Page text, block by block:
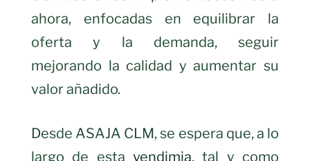
ahora, enfocadas en equilibrar la
oferta y la demanda, seguir
mejorando la calidad y aumentar su
valor añadido.
Desde ASAJA CLM, se espera que, a lo
largo de esta vendimia, tal y como